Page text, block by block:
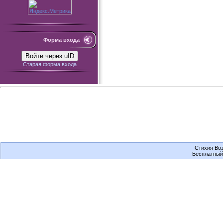
Форма входа
Войти через uID
Старая форма входа
Стихия